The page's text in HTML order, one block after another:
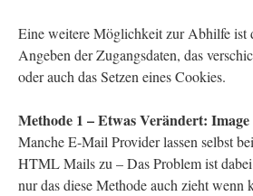
Eine weitere Möglichkeit zur Abhilfe ist
Angeben der Zugangsdaten, das
oder auch das Setzen eines Cookies.
Methode 1 – Etwas Verändert:
Manche E-Mail Provider lassen selbst
HTML Mails zu – Das Problem ist
nur das diese Methode auch zieht